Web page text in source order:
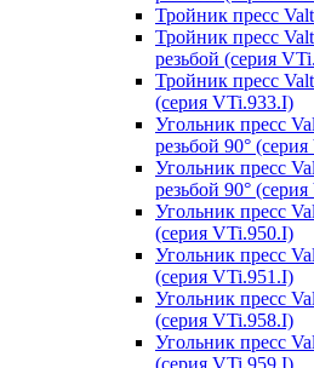
Тройник пресс
Тройник пресс
резьбой (серия
Тройник пресс
(серия VTi.933.I)
Угольник пресс
резьбой 90°
Угольник пресс
резьбой 90°
Угольник пресс
(серия VTi.950.I)
Угольник пресс
(серия VTi.951.I)
Угольник пресс
(серия VTi.958.I)
Угольник пресс
(серия VTi.959.I)